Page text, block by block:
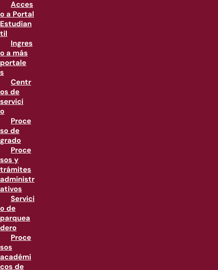
Acces
o a Portal
Estudian
til
Ingres
o a más
portale
s
Centr
os de
servici
o
Proce
so de
grado
Proce
sos y
trámites
administr
ativos
Servici
o de
parquea
dero
Proce
sos
académi
cos de